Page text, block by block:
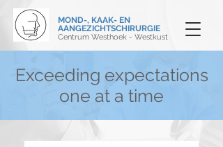
MOND-, KAAK- EN
AANGEZICHTSCHIRURGIE
Centrum Westhoek - Westkust
Exceeding expectations
one at a time